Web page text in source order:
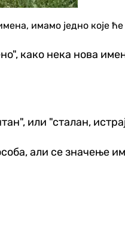
имамо једно које
како нека нова
или "сталан,
али се значење